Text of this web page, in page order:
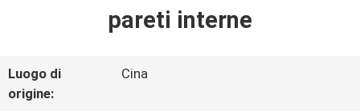
NOI
pareti interne
Luogo di
origine:
Cina